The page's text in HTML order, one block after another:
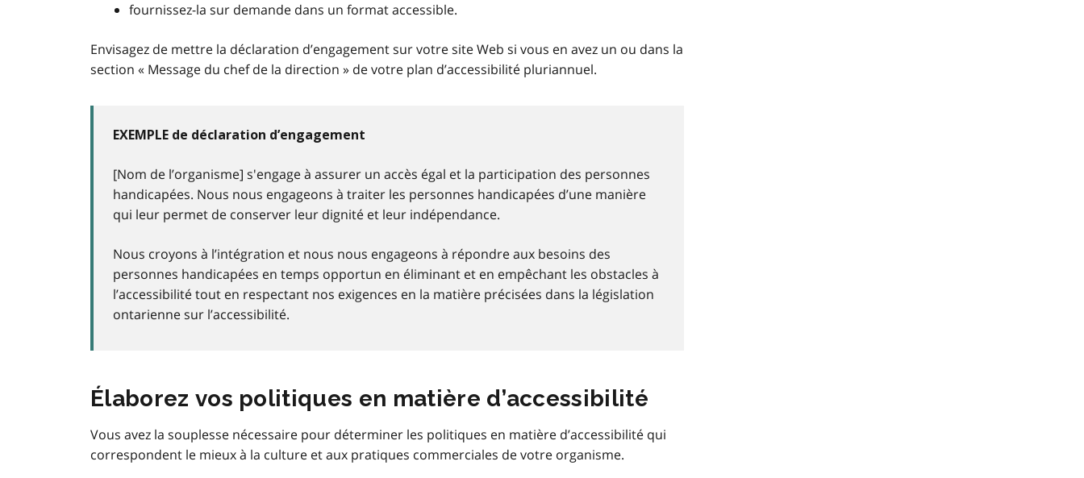
fournissez-la sur demande dans un format accessible.
Envisagez de mettre la déclaration d’engagement sur votre site Web si vous en avez un ou dans la
section « Message du chef de la direction » de votre plan d’accessibilité pluriannuel.
EXEMPLE de déclaration d’engagement
[Nom de l’organisme] s'engage à assurer un accès égal et la participation des personnes
handicapées. Nous nous engageons à traiter les personnes handicapées d’une manière
qui leur permet de conserver leur dignité et leur indépendance.
Nous croyons à l’intégration et nous nous engageons à répondre aux besoins des
personnes handicapées en temps opportun en éliminant et en empêchant les obstacles à
l’accessibilité tout en respectant nos exigences en la matière précisées dans la législation
ontarienne sur l’accessibilité.
Élaborez vos politiques en matière d’accessibilité
Vous avez la souplesse nécessaire pour déterminer les politiques en matière d’accessibilité qui
correspondent le mieux à la culture et aux pratiques commerciales de votre organisme.